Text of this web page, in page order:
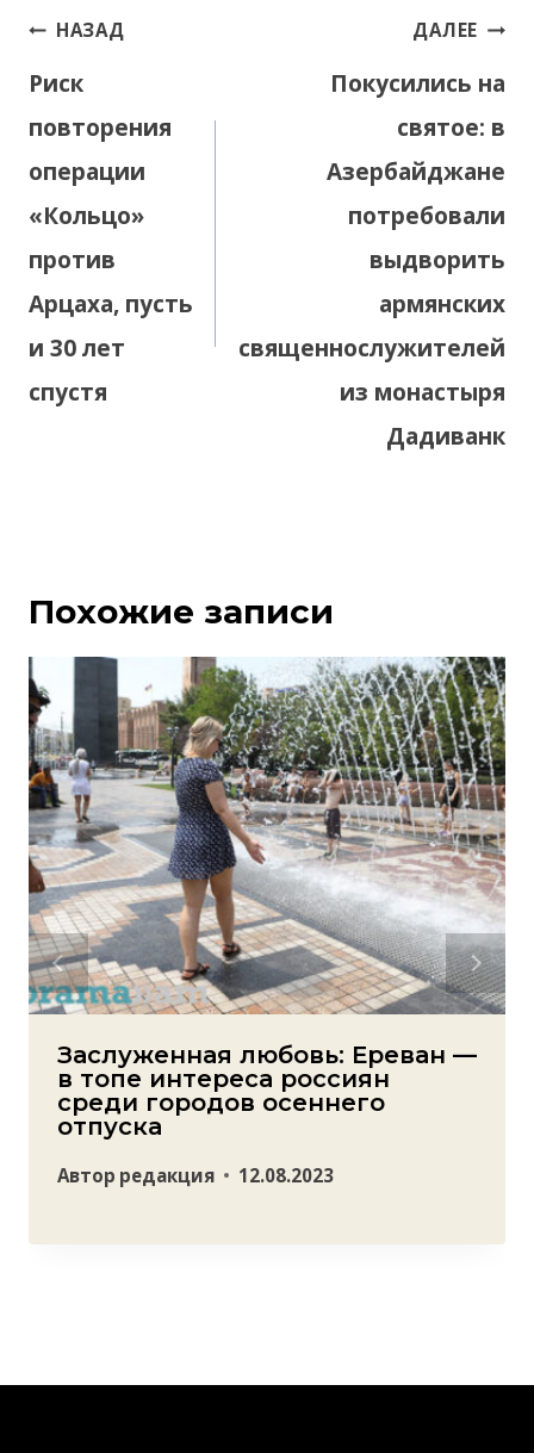
Навигация
записям
НАЗАД
Риск
повторения
операции
«Кольцо»
против
Арцаха, пусть
и 30 лет
спустя
ДАЛЕЕ
Покусились на
святое: в
Азербайджане
потребовали
выдворить
армянских
священнослужителей
из монастыря
Дадиванк
Похожие записи
Заслуженная любовь: Ереван —
в топе интереса россиян
среди городов осеннего
отпуска
Автор редакция 12.08.2023